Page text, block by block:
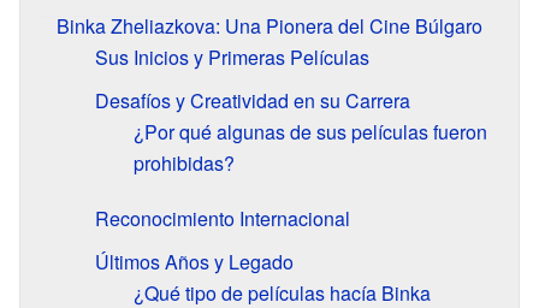
Binka Zheliazkova: Una Pionera del Cine Búlgaro
Sus Inicios y Primeras Películas
Desafíos y Creatividad en su Carrera
¿Por qué algunas de sus películas fueron
prohibidas?
Reconocimiento Internacional
Últimos Años y Legado
¿Qué tipo de películas hacía Binka